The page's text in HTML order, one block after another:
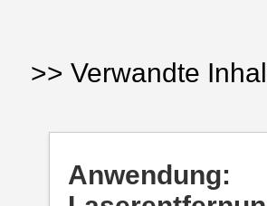
>> Verwandte
Anwendung: